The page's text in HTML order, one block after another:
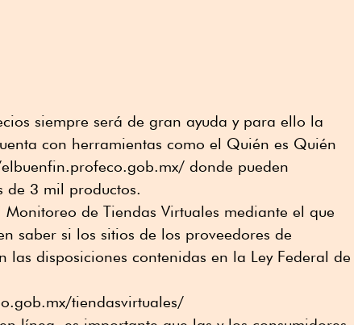
siempre será de gran ayuda y para ello la
con herramientas como el Quién es Quién
donde pueden
de 3 mil productos.
de Tiendas Virtuales mediante el que
saber si los sitios de los proveedores de
las disposiciones contenidas en la Ley Federal de
tiendasvirtuales/